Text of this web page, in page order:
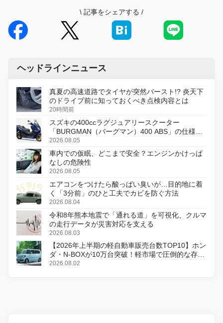
\ 記事をシェアする /
ヘッドラインニュース
真夏の高速道路でタイヤが突然バースト!? 炎天下
のドライブ前に知っておくべき点検内容とは
20時間前
スズキの400ccラグジュアリースクーター
「BURGMAN（バーグマン）400 ABS」の仕様を
変更し、8月18日に発売
2026.08.05
車内での仮眠、どこまで安全？エンジンかけっぱ
なしの危険性
2026.08.05
エアコンをつけたら酸っぱい臭いが…目的地に着
く「3分前」のひと工夫でカビを防ぐ方法
2026.08.04
令和8年熊本地震で「通れる道」を可視化、クルマ
の走行データが災害対応を支える
2026.08.03
【2026年上半期の軽自動車販売台数TOP10】ホン
ダ・N-BOXが10万台突破！軽市場で圧倒的な存在
感
2026.08.02